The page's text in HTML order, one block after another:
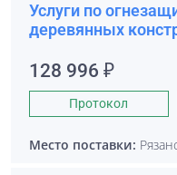
Услуги по
деревянных
128 996 ₽
Протокол
Место поставки: